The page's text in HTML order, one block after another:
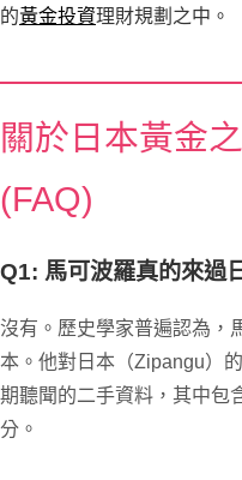
的黃金投資理財規劃之中。
關於日本黃金
(FAQ)
Q1: 馬可波羅真的來過
沒有。歷史學家普遍認為，
本。他對日本（Zipangu）
期聽聞的二手資料，其中包
分。